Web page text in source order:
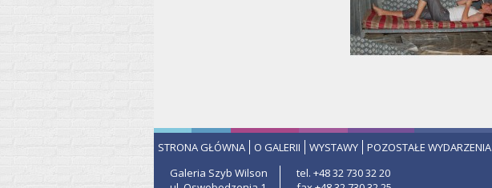
STRONA GŁÓWNA O GALERII WYSTAWY POZOSTAŁE WYDARZENIA
Galeria Szyb Wilson
tel. +48 32 730 32 20